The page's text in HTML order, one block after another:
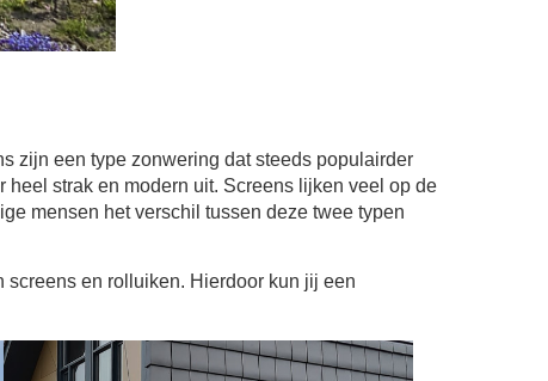
zijn een type zonwering dat steeds populairder
strak en modern uit. Screens lijken veel op de
mensen het verschil tussen deze twee typen
screens en rolluiken. Hierdoor kun jij een